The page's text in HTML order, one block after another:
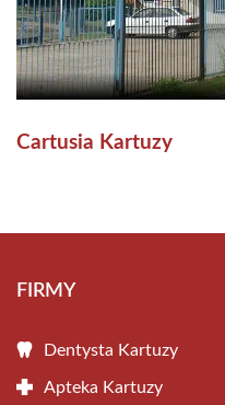
Cartusia Kartuzy
FIRMY
Dentysta Kartuzy
Apteka Kartuzy